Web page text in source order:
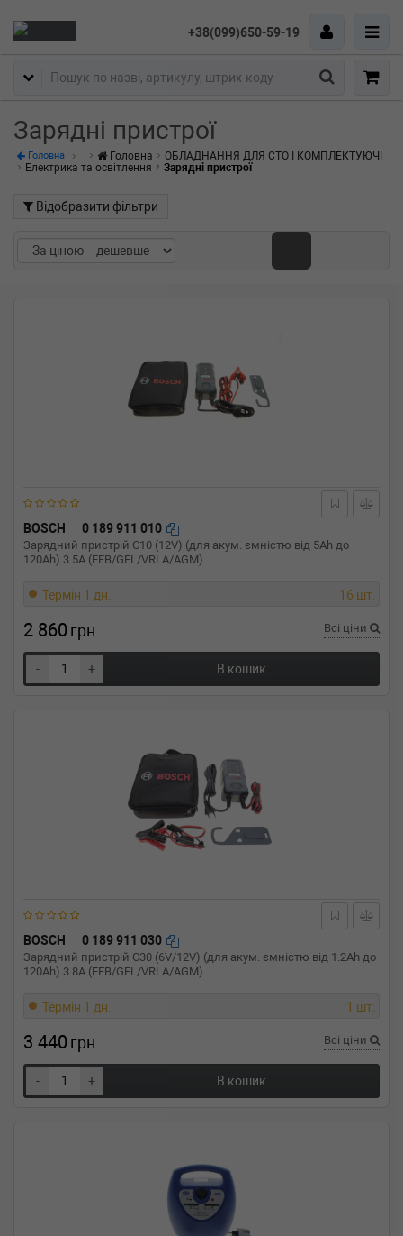
+38(099)650-59-19
Пошук
Зарядні пристрої
Головна Головна
ОБЛАДНАННЯ ДЛЯ СТО І КОМПЛЕКТУЮЧІ
Електрика та освітлення
Зарядні пристрої
Відобразити фільтри
BOSCH 0 189 911 010
Зарядний пристрій C10 (12V) (для акум. ємністю від 5Ah до
120Ah) 3.5A (EFB/GEL/VRLA/AGM)
Термін 1 дн. 16 шт.
2 860 грн Всі ціни
- + В кошик
BOSCH 0 189 911 030
Зарядний пристрій C30 (6V/12V) (для акум. ємністю від 1.2Ah до
120Ah) 3.8A (EFB/GEL/VRLA/AGM)
Термін 1 дн. 1 шт.
3 440 грн Всі ціни
- + В кошик